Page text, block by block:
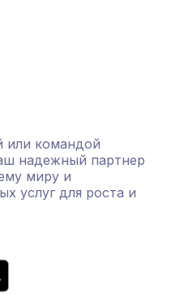
или командой
надежный партнер
миру и
услуг для роста и